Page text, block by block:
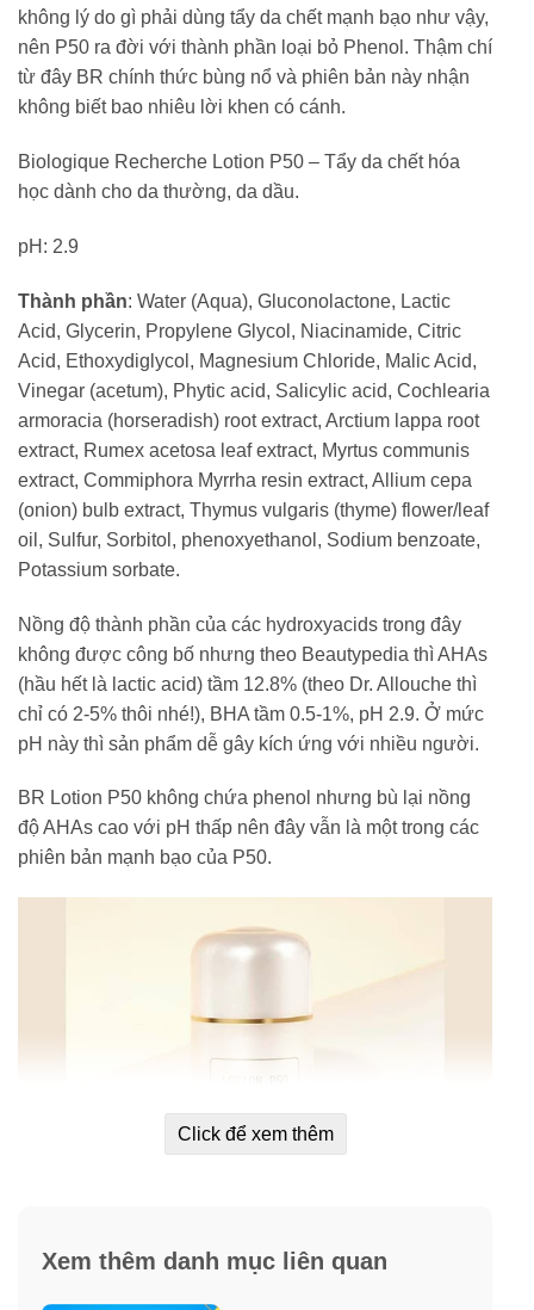
không lý do gì phải dùng tẩy da chết mạnh bạo như vậy,
nên P50 ra đời với thành phần loại bỏ Phenol. Thậm chí
từ đây BR chính thức bùng nổ và phiên bản này nhận
không biết bao nhiêu lời khen có cánh.
Biologique Recherche Lotion P50 – Tẩy da chết hóa
học dành cho da thường, da dầu.
pH: 2.9
Thành phần: Water (Aqua), Gluconolactone, Lactic
Acid, Glycerin, Propylene Glycol, Niacinamide, Citric
Acid, Ethoxydiglycol, Magnesium Chloride, Malic Acid,
Vinegar (acetum), Phytic acid, Salicylic acid, Cochlearia
armoracia (horseradish) root extract, Arctium lappa root
extract, Rumex acetosa leaf extract, Myrtus communis
extract, Commiphora Myrrha resin extract, Allium cepa
(onion) bulb extract, Thymus vulgaris (thyme) flower/leaf
oil, Sulfur, Sorbitol, phenoxyethanol, Sodium benzoate,
Potassium sorbate.
Nồng độ thành phần của các hydroxyacids trong đây
không được công bố nhưng theo Beautypedia thì AHAs
(hầu hết là lactic acid) tầm 12.8% (theo Dr. Allouche thì
chỉ có 2-5% thôi nhé!), BHA tầm 0.5-1%, pH 2.9. Ở mức
pH này thì sản phẩm dễ gây kích ứng với nhiều người.
BR Lotion P50 không chứa phenol nhưng bù lại nồng
độ AHAs cao với pH thấp nên đây vẫn là một trong các
phiên bản mạnh bạo của P50.
Click để xem thêm
Xem thêm danh mục liên quan